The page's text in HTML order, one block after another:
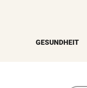
GESUNDHEIT